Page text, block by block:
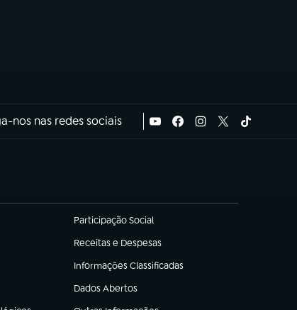
nos nas redes sociais
Participação Social
(abre em nova aba)
Receitas e Despesas
(abre em nova aba)
Informações Classificadas
(abre em nova aba)
Dados Abertos
(abre em nova aba)